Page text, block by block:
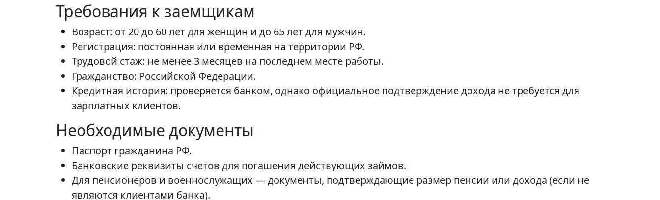
Требования к заемщикам
Возраст: от 20 до 60 лет для женщин и до 65 лет для мужчин.
Регистрация: постоянная или временная на территории РФ.
Трудовой стаж: не менее 3 месяцев на последнем месте работы.
Гражданство: Российской Федерации.
Кредитная история: проверяется банком, однако официальное подтверждение дохода не требуется для
зарплатных клиентов.
Необходимые документы
Паспорт гражданина РФ.
Банковские реквизиты счетов для погашения действующих займов.
Для пенсионеров и военнослужащих — документы, подтверждающие размер пенсии или дохода (если не
являются клиентами банка).